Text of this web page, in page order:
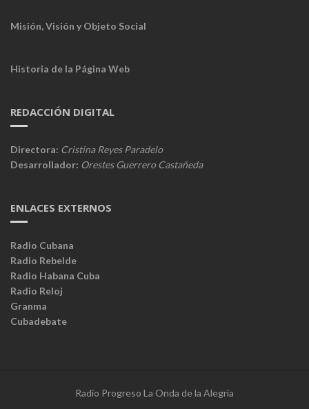
Misión, Visión y Objeto Social
Historia de la Página Web
REDACCIÓN DIGITAL
Directora: Cristina Reyes Paradelo
Desarrollador: Orestes Guerrero Castañeda
ENLACES EXTERNOS
Radio Cubana
Radio Rebelde
Radio Habana Cuba
Radio Reloj
Granma
Cubadebate
Radio Progreso La Onda de la Alegría